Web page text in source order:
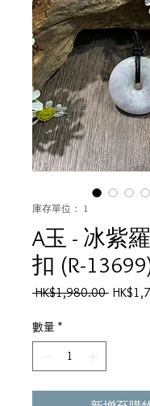
庫存單位： 1
A玉 - 冰紫
扣 (R-
HK$1,980.00 一
數量 *